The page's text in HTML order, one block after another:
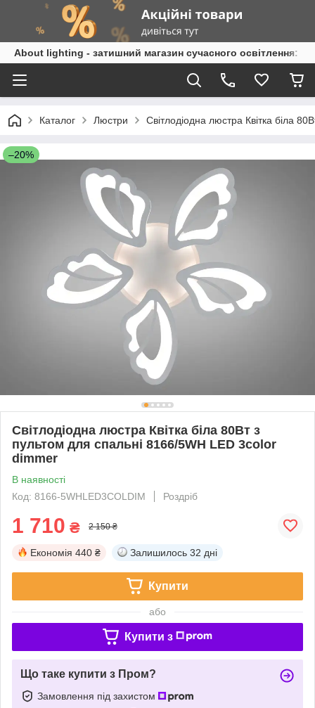
About lighting - затишний магазин сучасного освітлення:
Каталог Люстри Світлодіодна люстра Квітка біла
–20%
Світлодіодна люстра Квітка біла 80Вт з
пультом для спальні 8166/5WH LED 3color
dimmer
В наявності
Код: 8166-5WHLED3COLDIM
Роздріб
1 710 ₴ 2 150 ₴
Економія 440 ₴ Залишилось 32 дні
Купити
або
Купити з
Що таке купити з Пром?
Замовлення під захистом